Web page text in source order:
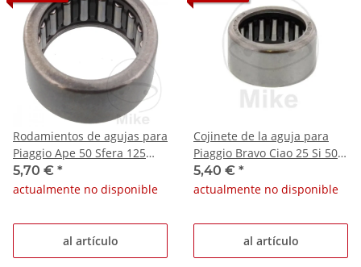
Rodamientos de agujas para
Piaggio Ape 50 Sfera 125
Vespa PK N S 50
5,70 € *
actualmente no disponible
al artículo
Cojinete de la aguja para
Piaggio Bravo Ciao 25 Si 50
Vespa Grillo 25
5,40 € *
actualmente no disponible
al artículo